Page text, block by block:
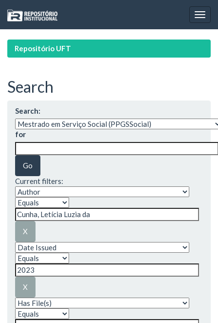
navigation
Repositório UFT
Search
Search:
for
Current filters: